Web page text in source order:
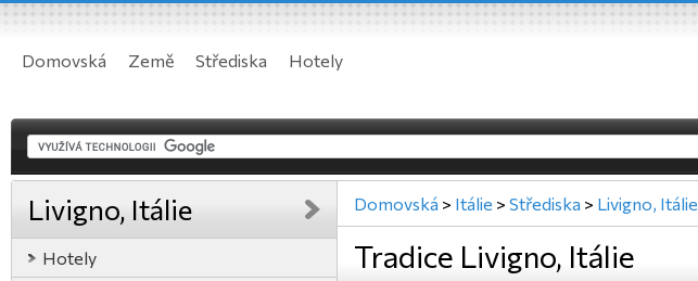
Domovská Země Střediska Hotely
Livigno, Itálie
Hotely
Domovská > Itálie > Střediska > Livigno, Itálie
Tradice Livigno, Itálie